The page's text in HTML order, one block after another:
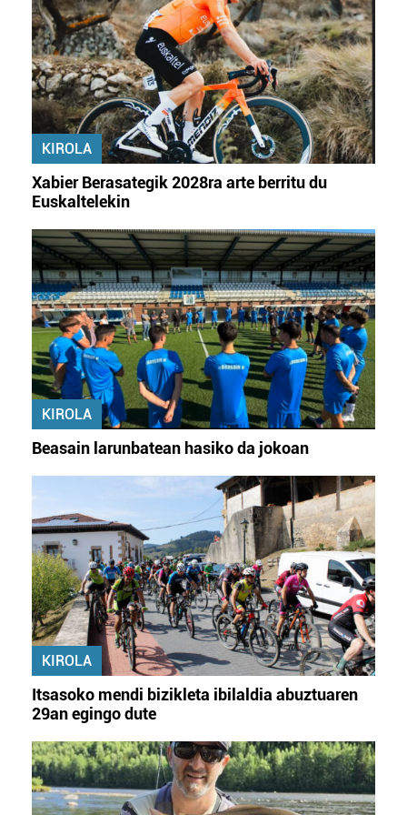
zerbitzuak hobetzeko asmoz, cookie teknologiaz
baliatzen gara. Ohar hau onartuz gero, teknologia hori
erabiltzeko baimen esplizitua ematen diguzu. Gehiago
irakurri
KIROLA
Xabier Berasategik 2028ra arte berritu du
Euskaltelekin
KIROLA
Beasain larunbatean hasiko da jokoan
KIROLA
Itsasoko mendi bizikleta ibilaldia abuztuaren
29an egingo dute